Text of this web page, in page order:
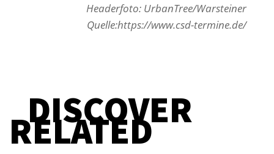
Headerfoto: UrbanTree/Warsteiner
Quelle:https://www.csd-termine.de/
DISCOVER
RELATED